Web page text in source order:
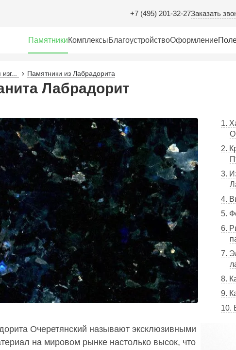
+7 (495) 201-32-27Заказать
ПамятникиКомплексыБлагоустройствоОформление
Памятники из Лабрадорита
Лабрадорит
Очеретянский называют эксклюзивными
на мировом рынке настолько высок, что
1.
2.
3.
4.
5.
6.
7.
8.
9.
10.